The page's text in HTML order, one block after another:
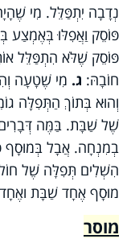
נְדָבָה יִתְפַּלֵּל. מִי
פּוֹסֵק וַאֲפִלּוּ בְּאֶמְצַע
פּוֹסֵק שֶׁלֹּא הִתְפַּלֵּל
חוֹבָהּ: ג. מִי שֶׁטָעָה
וְהוּא בְּתוֹךְ הַתְּפִלָּה
שֶׁל שַׁבָּת. בַּמֶּה דְּבָרִים
בְמִנְחָה. אֲבָל בְּמוּסָף
הִשְׁלִים תְּפִלָּה שֶׁל
מוּסָף אֶחָד שַׁבָּת
מוסר